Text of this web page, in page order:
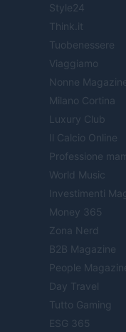
Style24
Think.it
Tuobenessere
Viaggiamo
Nonne
Milano Cortina
Luxury Club
Il Calcio Online
Professione
World Music
Investimenti
Money 365
Zona Nerd
B2B Magazine
People
Day Travel
Tutto Gaming
ESG 365